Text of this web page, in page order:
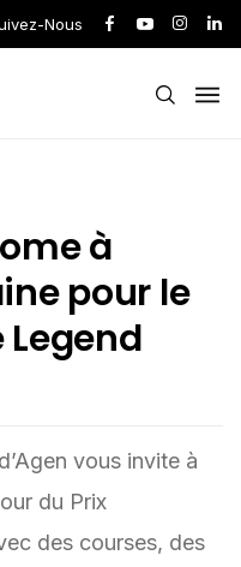
Nous
à
pour le
Legend
vous invite à
du Prix
des courses, des